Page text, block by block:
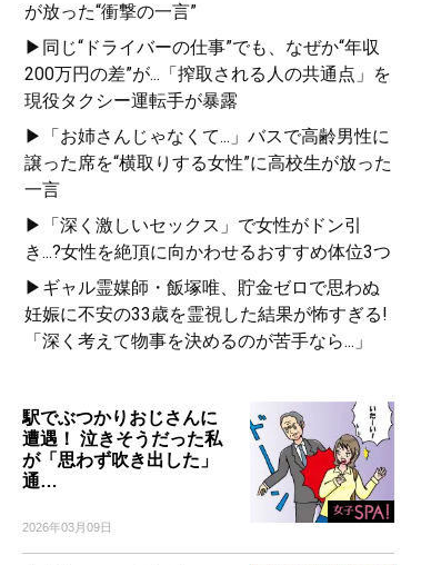
が放った“衝撃の一言”
▶同じ“ドライバーの仕事”でも、なぜか“年収
200万円の差”が...「搾取される人の共通点」を
現役タクシー運転手が暴露
▶「お姉さんじゃなくて...」バスで高齢男性に
譲った席を“横取りする女性”に高校生が放った
一言
▶「深く激しいセックス」で女性がドン引
き...?女性を絶頂に向かわせるおすすめ体位3つ
▶ギャル霊媒師・飯塚唯、貯金ゼロで思わぬ
妊娠に不安の33歳を霊視した結果が怖すぎる!
「深く考えて物事を決めるのが苦手なら...」
駅でぶつかりおじさんに
遭遇！ 泣きそうだった私
が「思わず吹き出した」
通…
2026年03月09日